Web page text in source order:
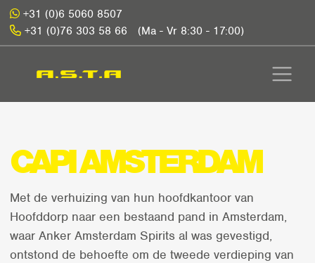
+31 (0)6 5060 8507
+31 (0)76 303 58 66
(Ma - Vr 8:30 - 17:00)
CAPI AMSTERDAM
Met de verhuizing van hun hoofdkantoor van
Hoofddorp naar een bestaand pand in Amsterdam,
waar Anker Amsterdam Spirits al was gevestigd,
ontstond de behoefte om de tweede verdieping van